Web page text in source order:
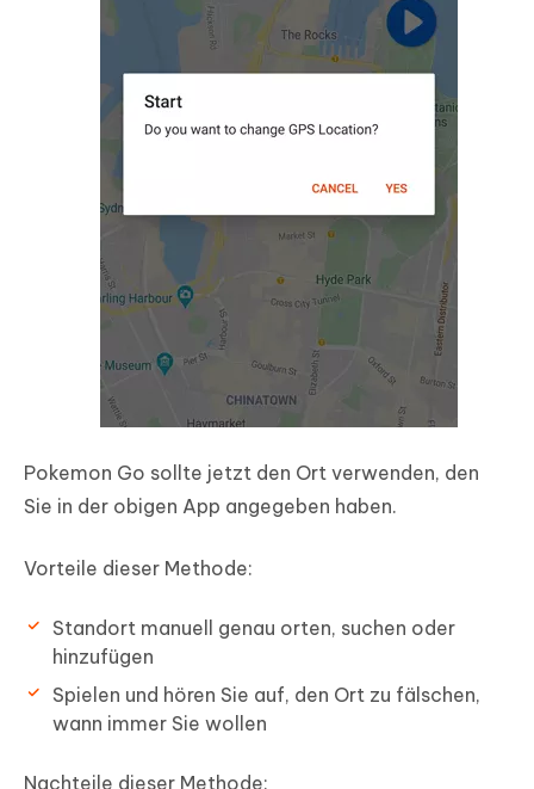
Pokemon Go sollte jetzt den Ort verwenden, den
Sie in der obigen App angegeben haben.
Vorteile dieser Methode:
Standort manuell genau orten, suchen oder
hinzufügen
Spielen und hören Sie auf, den Ort zu fälschen,
wann immer Sie wollen
Nachteile dieser Methode: